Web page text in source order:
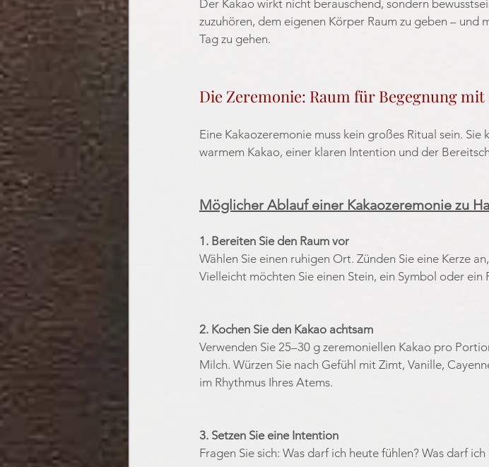
Der Kakao wirkt nicht berauschend, sondern
zuzuhören, dem eigenen Körper Raum zu geben –
Tag zu gehen.
Die Zeremonie: Raum für Begegnung mit
Eine Kakaozeremonie muss kein großes Ritual sein. Sie
warmem Kakao, einer klaren Intention und der
Möglicher Ablauf einer Kakaozeremonie zu
1. Bereiten Sie den Raum vor
Wählen Sie einen ruhigen Ort. Zünden Sie eine Kerze
Vielleicht möchten Sie einen Stein, ein Symbol oder ein
2. Kochen Sie den Kakao achtsam
Verwenden Sie 25–30 g zeremoniellen Kakao pro
Milch. Würzen Sie nach Gefühl mit Zimt, Vanille,
im Rhythmus Ihres Atems.
3. Setzen Sie eine Intention
Fragen Sie sich: Was darf ich heute fühlen? Was darf